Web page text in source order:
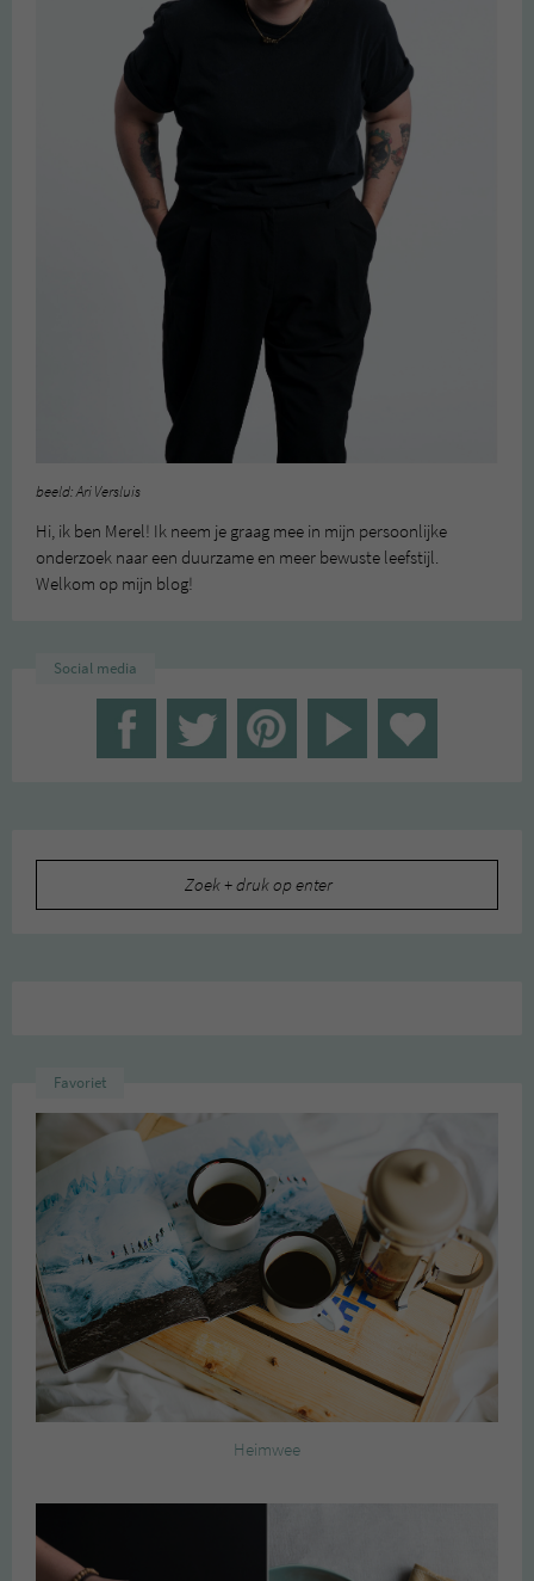
beeld: Ari Versluis
Hi, ik ben Merel! Ik neem je graag mee in mijn persoonlijke
onderzoek naar een duurzame en meer bewuste leefstijl.
Welkom op mijn blog!
Social media
Favoriet
Heimwee